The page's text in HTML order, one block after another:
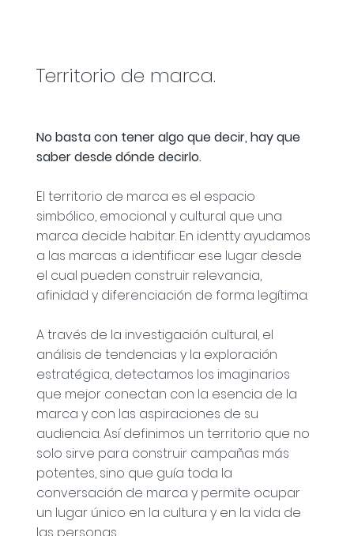
Territorio de marca.
No basta con tener algo que decir, hay que
saber desde dónde decirlo.
El territorio de marca es el espacio
simbólico, emocional y cultural que una
marca decide habitar. En identty ayudamos
a las marcas a identificar ese lugar desde
el cual pueden construir relevancia,
afinidad y diferenciación de forma legítima.
A través de la investigación cultural, el
análisis de tendencias y la exploración
estratégica, detectamos los imaginarios
que mejor conectan con la esencia de la
marca y con las aspiraciones de su
audiencia. Así definimos un territorio que no
solo sirve para construir campañas más
potentes, sino que guía toda la
conversación de marca y permite ocupar
un lugar único en la cultura y en la vida de
las personas.